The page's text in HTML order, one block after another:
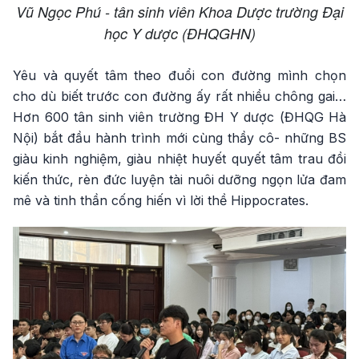
Vũ Ngọc Phú - tân sinh viên Khoa Dược trường Đại
học Y dược (ĐHQGHN)
Yêu và quyết tâm theo đuổi con đường mình chọn
cho dù biết trước con đường ấy rất nhiều chông gai…
Hơn 600 tân sinh viên trường ĐH Y dược (ĐHQG Hà
Nội) bắt đầu hành trình mới cùng thầy cô- những BS
giàu kinh nghiệm, giàu nhiệt huyết quyết tâm trau đồi
kiến thức, rèn đức luyện tài nuôi dưỡng ngọn lửa đam
mê và tinh thần cống hiến vì lời thề Hippocrates.